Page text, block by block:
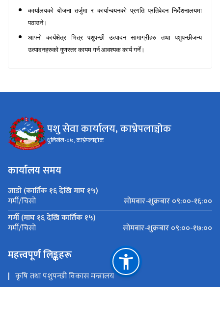
कार्यालयको योजना तर्जुमा र कार्यान्वयनको प्रगति प्रतिवेदन निर्देशनालयमा
पठाउने।
आफ्नो कार्यक्षेत्र भित्र पशुपन्छी उत्पादन सामाग्रीहरु तथा पशुपन्छीजन्य
उत्पादनहरुको गुणस्तर कायम गर्न आवश्यक कार्य गर्ने।
पशु सेवा कार्यालय, काभ्रेपलाञ्चोक
धुलिखेल-०७, काभ्रेपलाञ्चोक
कार्यालय समय
जाडो (कार्तिक १६ देखि माघ १५)
गर्मी/चिसो
सोमबार-शुक्रबार ०९:००-१६:००
गर्मी (माघ १६ देखि कार्तिक १५)
गर्मी/चिसो सोमबार-शुक्रबार ०९:००-१७:००
महत्त्वपूर्ण लिङ्कहरू
कृषि तथा पशुपन्छी विकास मन्त्रालय